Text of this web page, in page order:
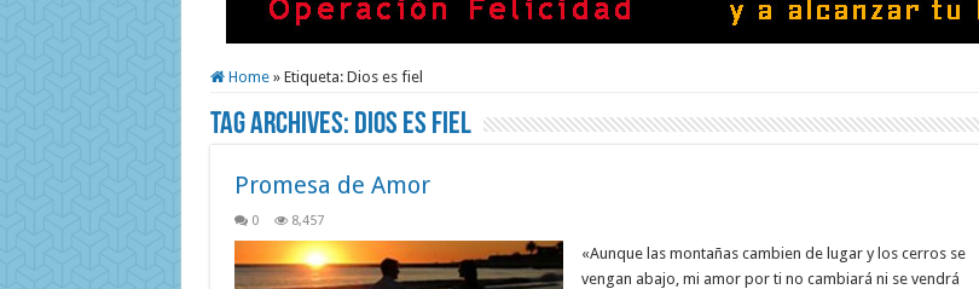
Home » Etiqueta: Dios es fiel
Tag Archives: Dios es fiel
Promesa de Amor
0 8,457
«Aunque las montañas cambien de lugar y los cerros se
vengan abajo, mi amor por ti no cambiará ni se vendrá